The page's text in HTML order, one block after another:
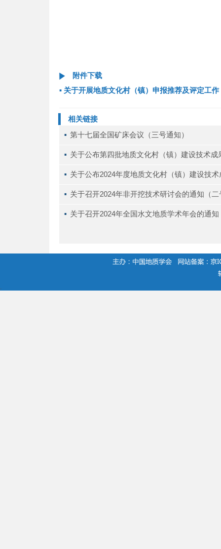
附件下载
▪ 关于开展地质文化村（镇）申报推荐及评定工
相关链接
▪ 第十七届全国矿床会议（三号通知）
▪ 关于公布第四批地质文化村（镇）建设技术成
▪ 关于公布2024年度地质文化村（镇）建设技
▪ 关于召开2024年非开挖技术研讨会的通知（
▪ 关于召开2024年全国水文地质学术年会的通
.